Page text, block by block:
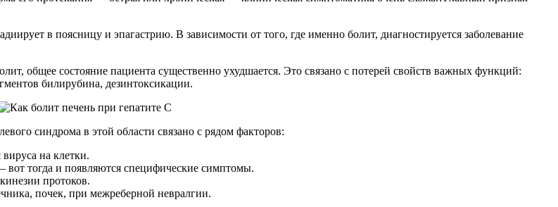
в поясницу и эпагастрию. В зависимости от того, где именно болит, диагностируется заболевание
общее состояние пациента существенно ухудшается. Это связано с потерей свойств важных функций:
билирубина, дезинтоксикации.
синдрома в этой области связано с рядом факторов:
на клетки.
тогда и появляются специфические симптомы.
протоков.
почек, при межреберной невралгии.